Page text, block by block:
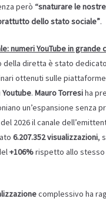
però “snaturare le nostre
dello stato sociale”.
numeri YouTube in grande
della diretta è stato
ottenuti sulle
Youtube. Mauro Torresiha
un’espansione senza
2026 il canale
6.207.352 visualizzazioni,
+106%rispetto allo stesso
complessivo ha